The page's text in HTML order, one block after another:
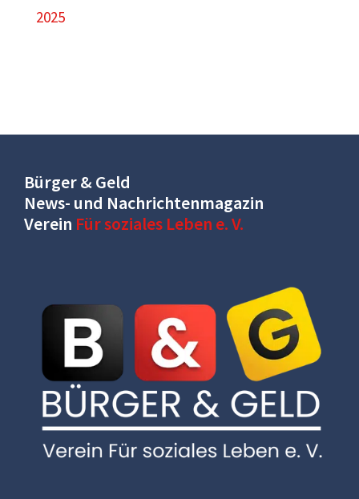
2025
Bürger & Geld
News- und Nachrichtenmagazin
Verein Für soziales Leben e. V.